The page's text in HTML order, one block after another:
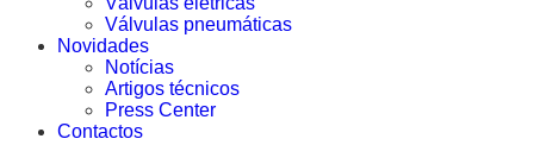
Válvulas pneumáticas
Novidades
Notícias
Artigos técnicos
Press Center
Contactos